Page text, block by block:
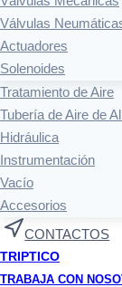
Válvulas
Actuadores
Solenoides
Tratamiento de Aire
Tubería de Aire de
Hidráulica
Instrumentación
Vacío
Accesorios
CONTACTOS
TRIPTICO
TRABAJA CON